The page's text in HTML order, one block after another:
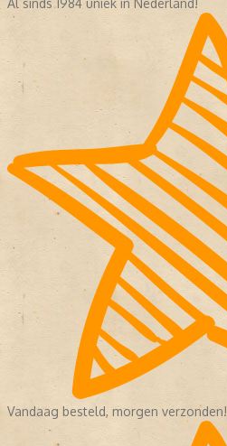
Al sinds 1984 uniek in Nederland!
Vandaag besteld, morgen verzonden!